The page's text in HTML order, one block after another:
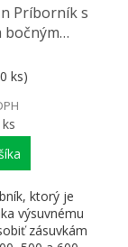
Príborník s
bočným
antracit
ks)
ktorý je
výsuvnému
zásuvkám